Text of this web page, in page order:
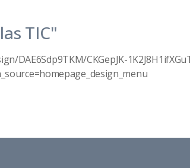
TIC"
DAE6Sdp9TKM/CKGepJK-